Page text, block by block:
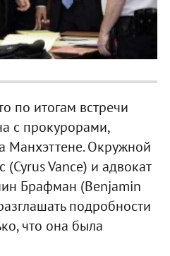
по итогам встречи
с прокурорами,
Манхэттене. Окружной
Vance) и адвокат
Брафман (Benjamin
подробности
что она была